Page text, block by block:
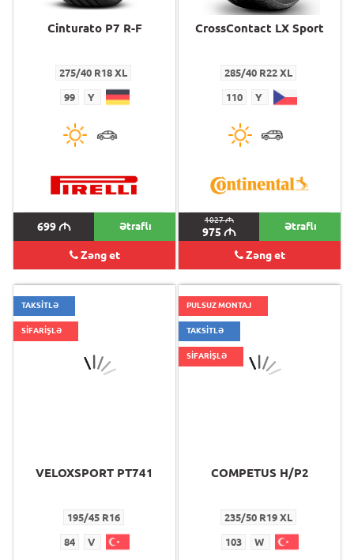
Cinturato P7 R-F
275/40 R18 XL
99 Y
699M Ətraflı
Zəng et
CrossContact LX Sport
285/40 R22 XL
110 Y
1027M
975 M Ətraflı
Zəng et
TAKSİTLƏ
SİFARİŞLƏ
VELOXSPORT PT741
195/45 R16
84 V
PULSUZ MONTAJ
TAKSİTLƏ
SİFARİŞLƏ
COMPETUS H/P2
235/50 R19 XL
103 W